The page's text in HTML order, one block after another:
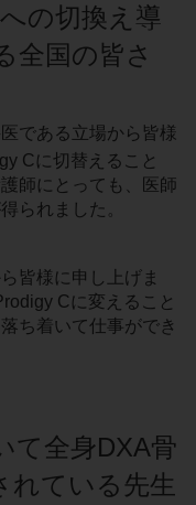
の切換え導
全国の皆さ
である立場から皆様
Cに切替えること
師にとっても、医師
られました。
皆様に申し上げま
Cに変えること
ち着いて仕事ができ
て全身DXA骨
れている先生